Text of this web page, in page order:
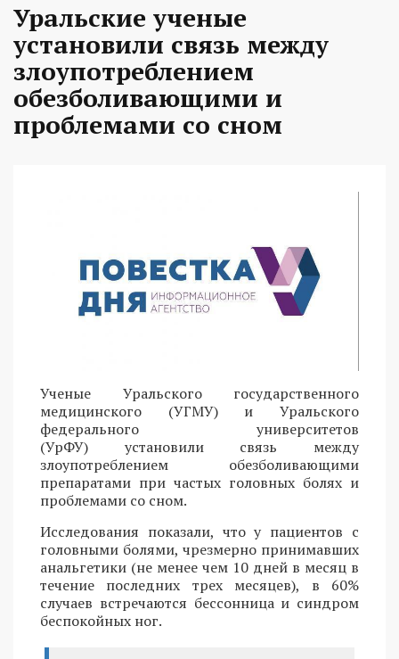
Уральские ученые
установили связь между
злоупотреблением
обезболивающими и
проблемами со сном
Ученые Уральского государственного
медицинского (УГМУ) и Уральского
федерального университетов
(УрФУ) установили связь между
злоупотреблением обезболивающими
препаратами при частых головных болях и
проблемами со сном.
Исследования показали, что у пациентов с
головными болями, чрезмерно принимавших
анальгетики (не менее чем 10 дней в месяц в
течение последних трех месяцев), в 60%
случаев встречаются бессонница и синдром
беспокойных ног.